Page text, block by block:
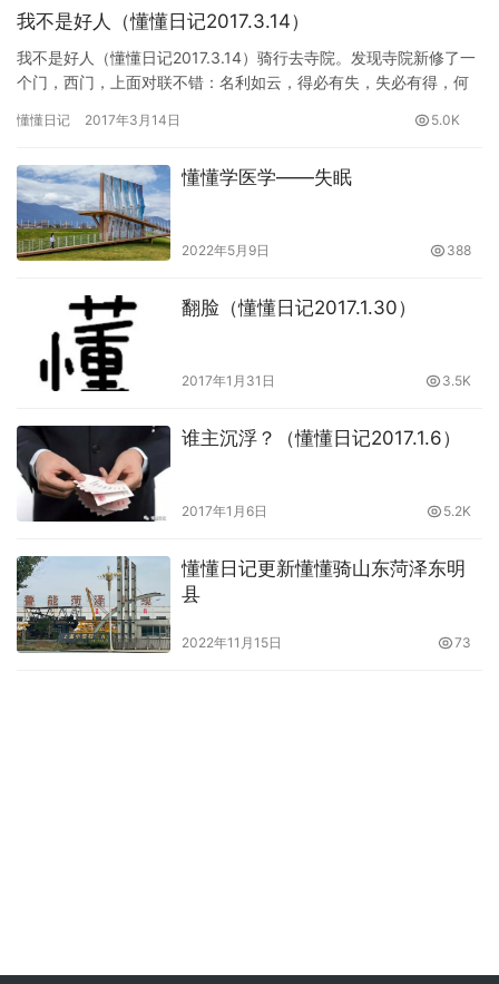
我不是好人（懂懂日记2017.3.14）
我不是好人（懂懂日记2017.3.14）骑行去寺院。发现寺院新修了一
个门，西门，上面对联不错：名利如云，得必有失，失必有得，何
懂懂日记 2017年3月14日 5.0K
懂懂学医学——失眠
2022年5月9日 388
翻脸（懂懂日记2017.1.30）
2017年1月31日 3.5K
谁主沉浮？（懂懂日记2017.1.6）
2017年1月6日 5.2K
懂懂日记更新懂懂骑山东菏泽东明
县
2022年11月15日 73